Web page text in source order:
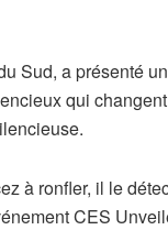
Sud, a présenté
qui
à ronfler, il le
CES